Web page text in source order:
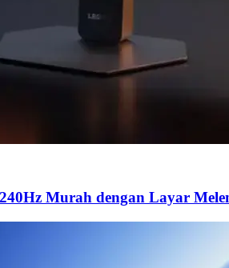
Murah dengan Layar